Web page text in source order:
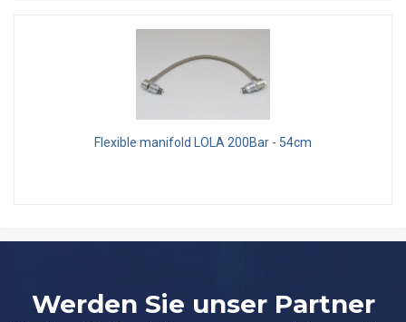
Flexible manifold LOLA 200Bar - 54cm
Werden Sie unser Partner